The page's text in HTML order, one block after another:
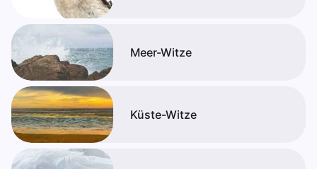
Meer-Witze
Küste-Witze